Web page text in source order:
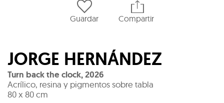
Guardar Compartir
JORGE HERNÁNDEZ
Turn back the clock,2026
Acrílico, resina y pigmentos sobre tabla
80 x 80 cm